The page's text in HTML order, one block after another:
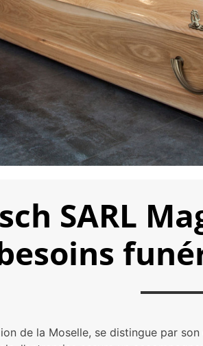
SARL
de la Moselle, se distingue par